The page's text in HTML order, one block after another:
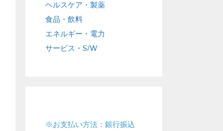
ヘルスケア・製薬
食品・飲料
エネルギー・電力
サービス・S/W
※お支払い方法：銀行振込